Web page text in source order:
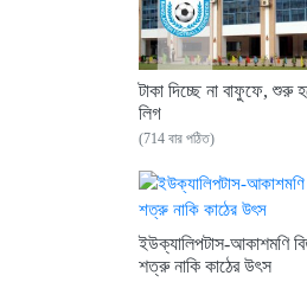
টাকা দিচ্ছে না বাফুফে, শুরু
লিগ
(714 বার পঠিত)
ইউক্যালিপটাস-আকাশমণি
শত্রু নাকি কাঠের উৎস